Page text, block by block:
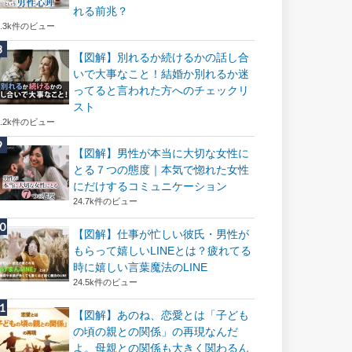
れる前兆？
件のビュー
【図解】別れるか続けるかの話し合
いで大事なこと！結婚か別れるか迷
ってると言われた方へのチェックリ
スト
件のビュー
【図解】男性が本当に大切な女性に
とる７つの態度｜本気で惚れた女性
にだけするコミュニケーション
24.7k件のビュー
【図解】仕事が忙しい彼氏・男性が
もらって嬉しいLINEとは？疲れてる
時に嬉しい言葉魔法のLINE
24.5k件のビュー
【図解】あのね、恋愛とは「子ども
の頃の親との関係」の再現なんだ
よ。母親との関係も大きく関わるん